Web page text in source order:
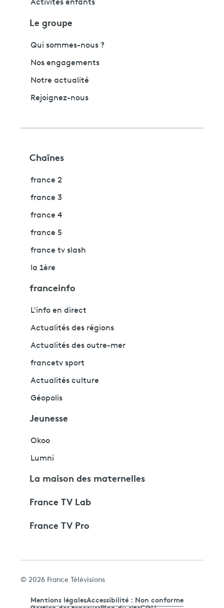
Activités enfants
Le groupe
Qui sommes-nous ?
Nos engagements
Notre actualité
Rejoignez-nous
Chaînes
france 2
france 3
france 4
france 5
france tv slash
la 1ère
franceinfo
L'info en direct
Actualités des régions
Actualités des outre-mer
francetv sport
Actualités culture
Géopolis
Jeunesse
Okoo
Lumni
La maison des maternelles
France TV Lab
France TV Pro
© 2026 France Télévisions
Mentions légalesAccessibilité : Non conforme